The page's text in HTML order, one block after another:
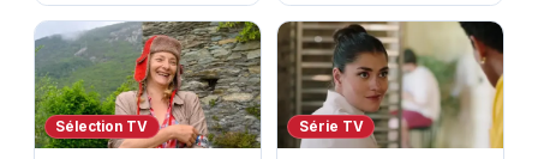
série n’a rien perdu de
son pouvoir
lance une cagnotte
après des difficultés
financières
Sélection TV Série TV